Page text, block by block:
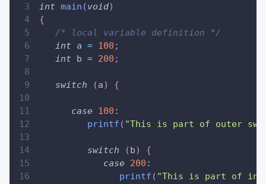
int main (void)
{
/* local variable definition */
int a = 100 ;
int b = 200 ;
switch (a) {
case 100 :
printf ( "This is part of outer
switch (b)
{
case 200 :
printf ( "This is part of